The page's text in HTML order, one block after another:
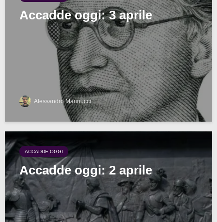
Accadde oggi: 3 aprile
Alessandro Marinucci
ACCADDE OGGI
Accadde oggi: 2 aprile